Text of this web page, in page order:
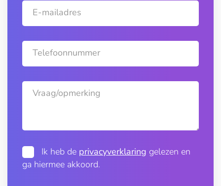
E-mailadres
Telefoonnummer
Vraag/opmerking
Ik heb de privacyverklaring gelezen en
ga hiermee akkoord.